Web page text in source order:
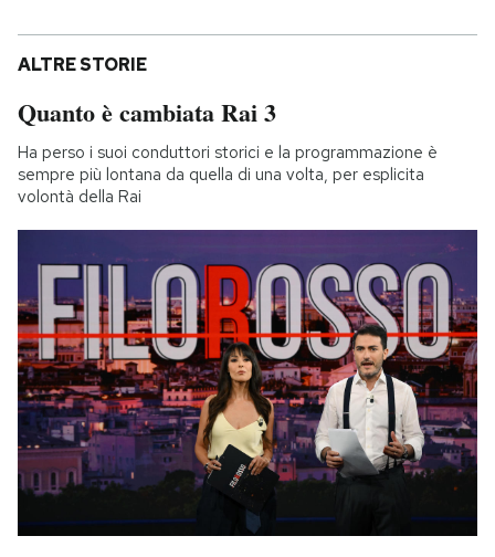
ALTRE STORIE
Quanto è cambiata Rai 3
Ha perso i suoi conduttori storici e la programmazione è
sempre più lontana da quella di una volta, per esplicita
volontà della Rai